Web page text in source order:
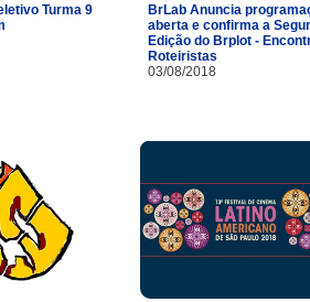
Turma 9
BrLab Anuncia
aberta e confirma a
Edição do Brplot -
Roteiristas
03/08/2018